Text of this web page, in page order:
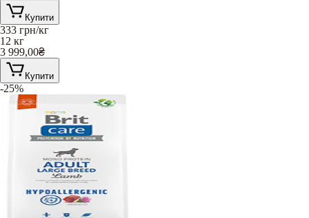
Купити
333 грн/кг
12 кг
3 999,00₴
Купити
-25%